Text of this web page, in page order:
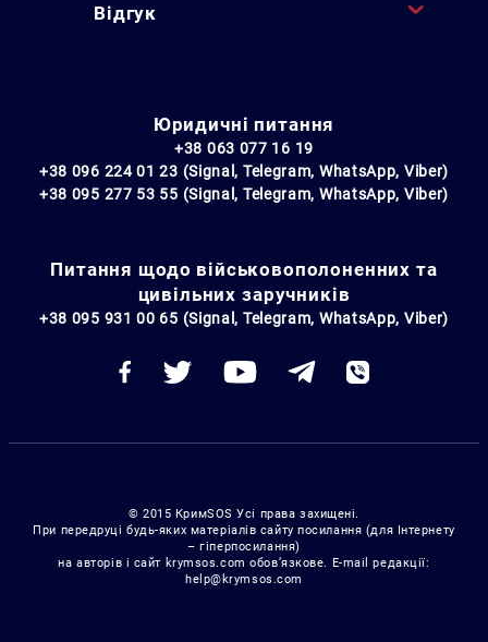
Відгук
Юридичні питання
+38 063 077 16 19
+38 096 224 01 23 (Signal, Telegram, WhatsApp, Viber)
+38 095 277 53 55 (Signal, Telegram, WhatsApp, Viber)
Питання щодо військовополоненних та
цивільних заручників
+38 095 931 00 65 (Signal, Telegram, WhatsApp, Viber)
© 2015 КримSOS Усі права захищені.
При передруці будь-яких матеріалів сайту посилання (для Інтернету
– гіперпосилання)
на авторів і сайт krymsos.com обов’язкове. E-mail редакції:
help@krymsos.com